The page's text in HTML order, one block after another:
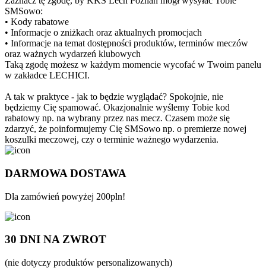
SMSowo:
• Kody rabatowe
• Informacje o zniżkach oraz aktualnych promocjach
• Informacje na temat dostępności produktów, terminów meczów
oraz ważnych wydarzeń klubowych
Taką zgodę możesz w każdym momencie wycofać w Twoim panelu
w zakładce LECHICI.
A tak w praktyce - jak to będzie wyglądać? Spokojnie, nie
będziemy Cię spamować. Okazjonalnie wyślemy Tobie kod
rabatowy np. na wybrany przez nas mecz. Czasem może się
zdarzyć, że poinformujemy Cię SMSowo np. o premierze nowej
koszulki meczowej, czy o terminie ważnego wydarzenia.
DARMOWA DOSTAWA
Dla zamówień powyżej 200pln!
30 DNI NA ZWROT
(nie dotyczy produktów personalizowanych)